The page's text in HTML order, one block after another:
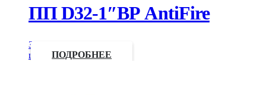
ПП D32-1″ВР AntiFire
Запросить
цену
ПОДРОБНЕЕ